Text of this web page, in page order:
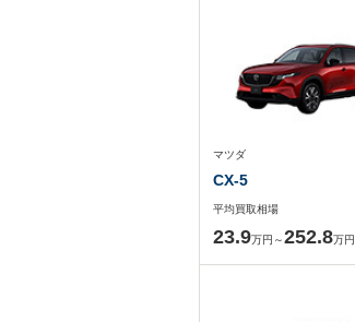
マツダ
CX-5
平均買取相場
23.9万円～252.8万円